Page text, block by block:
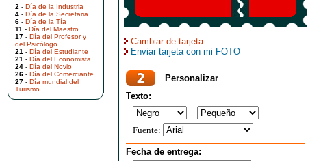
2 - Día de la Industria
4 - Día de la Secretaria
6 - Día de la Tía
11 - Día del Maestro
17 - Día del Profesor y
del Psicólogo
21 - Día del Estudiante
21 - Día del Economista
24 - Día del Novio
26 - Día del Comerciante
27 - Día mundial del
Turismo
Cambiar de tarjeta
Enviar tarjeta con mi FOTO
Personalizar
Texto:
Fuente:
Fecha de entrega: